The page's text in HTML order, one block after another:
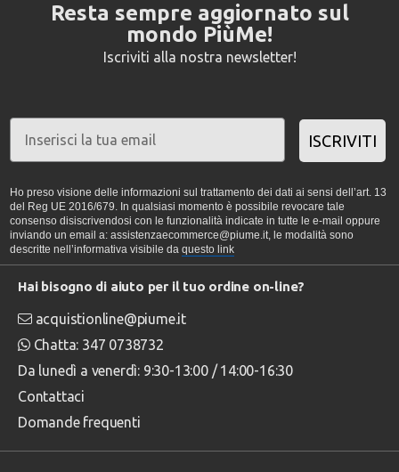
Resta sempre aggiornato sul
mondo PiùMe!
Iscriviti alla nostra newsletter!
ISCRIVITI
Ho preso visione delle informazioni sul trattamento dei dati ai sensi dell’art. 13
del Reg UE 2016/679. In qualsiasi momento è possibile revocare tale
consenso disiscrivendosi con le funzionalità indicate in tutte le e-mail oppure
inviando un email a: assistenzaecommerce@piume.it, le modalità sono
descritte nell’informativa visibile da questo link
Hai bisogno di aiuto per il tuo ordine on-line?
acquistionline@piume.it
Chatta: 347 0738732
Da lunedì a venerdì: 9:30-13:00 / 14:00-16:30
Contattaci
Domande frequenti